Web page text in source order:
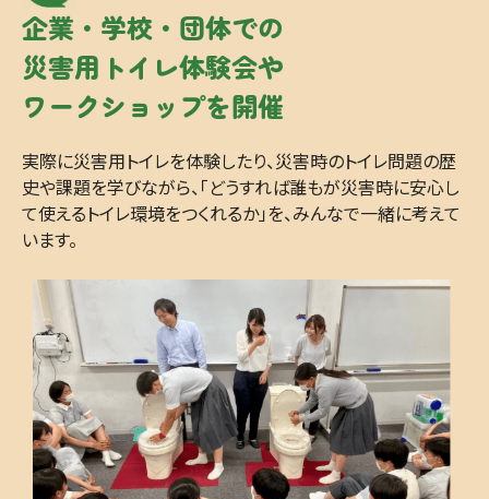
企業・学校・団体での
災害用トイレ体験会や
ワークショップを開催
実際に災害用トイレを体験したり、災害時のトイレ問題の歴
史や課題を学びながら、「どうすれば誰もが災害時に安心し
て使えるトイレ環境をつくれるか」を、みんなで一緒に考えて
います。